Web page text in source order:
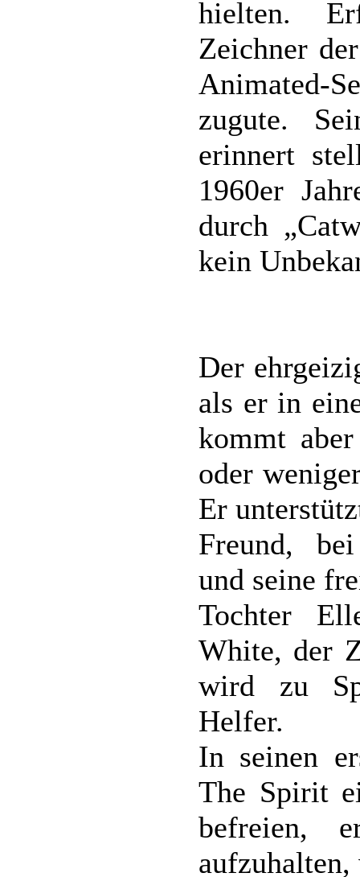
hielten.
Zeichner
Animated-
zugute.
erinnert
1960er
durch
kein
Der
als er in
kommt
oder
Er
Freund,
und seine
Tochter
White, der
wird zu
Helfer.
In seinen
The Spirit
befreien,